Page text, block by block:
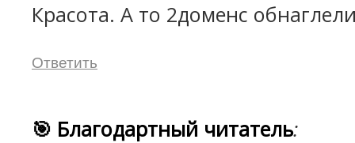
Красота. А то 2доменс
Ответить
🎯 Благодартный читатель: